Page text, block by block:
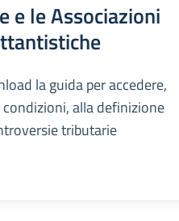
e le Associazioni
la guida per accedere,
alla definizione
tributarie